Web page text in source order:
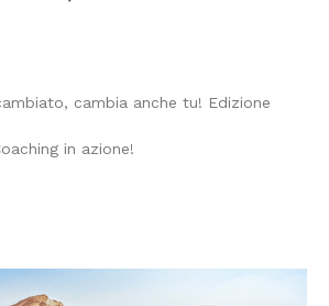
cambia anche tu! Edizione
in azione!